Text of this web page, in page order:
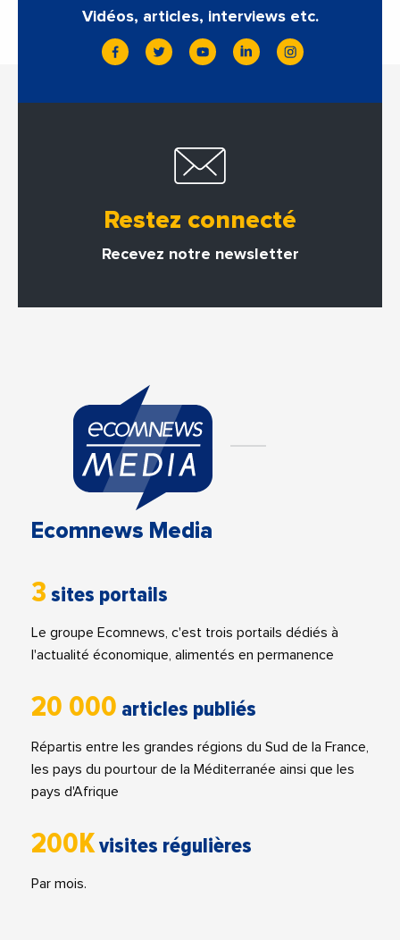
Vidéos, articles, interviews etc.
Restez connecté
Recevez notre newsletter
Ecomnews Media
3 sites portails
Le groupe Ecomnews, c'est trois portails dédiés à
l'actualité économique, alimentés en permanence
20 000 articles publiés
Répartis entre les grandes régions du Sud de la France,
les pays du pourtour de la Méditerranée ainsi que les
pays d'Afrique
200Kvisites régulières
Par mois.